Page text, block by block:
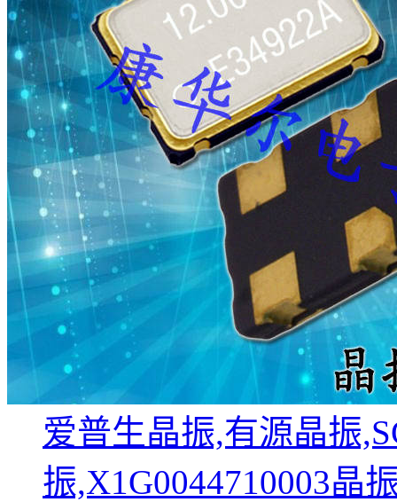
KDS晶振,压控温补晶振,DSA221SCL晶振,石英晶振
爱普生晶振,有源晶振
振,X1G0044710003晶